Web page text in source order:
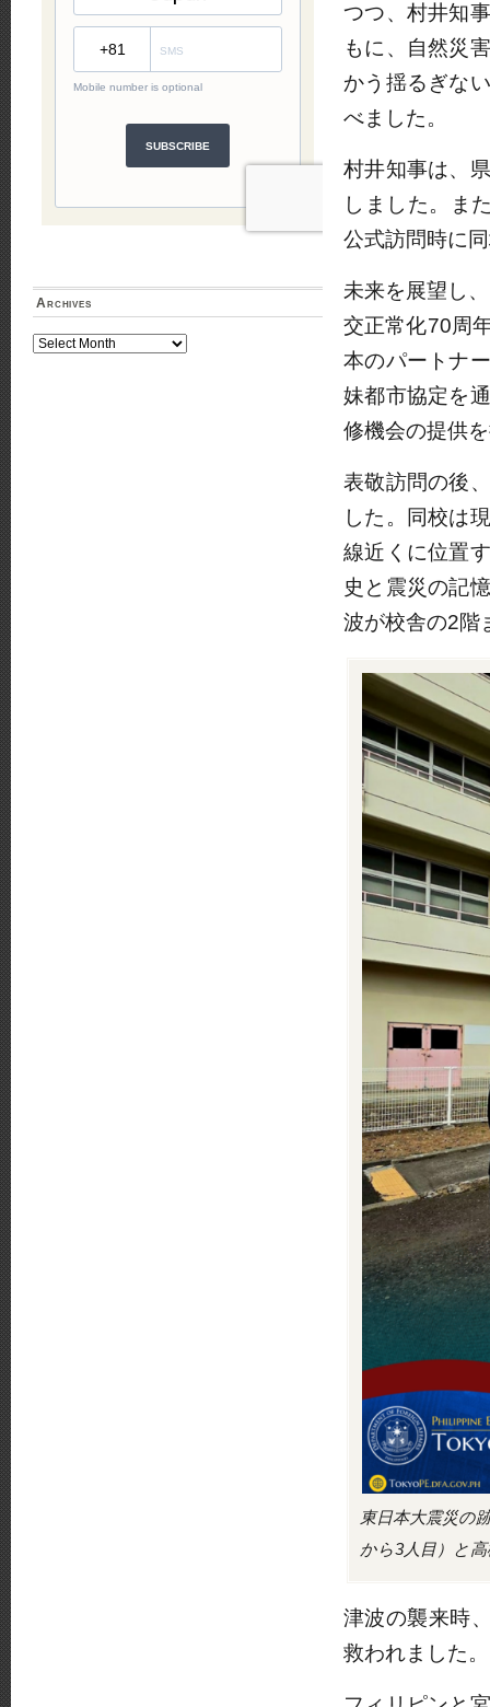
つつ、村井知
もに、自然災
かう揺るぎな
べました。
村井知事は、
しました。ま
公式訪問時に
未来を展望し
交正常化70周
本のパートナ
妹都市協定を
修機会の提供
表敬訪問の後
した。同校は
線近くに位置
史と震災の記
波が校舎の2階
東日本大震災の
から3人目）と
津波の襲来時
救われました。
Archives
Archives